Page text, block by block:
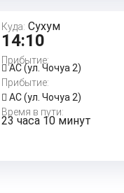
Куда: Сухум
14:10
Прибытие:
АС (ул. Чочуа 2)
Прибытие:
АС (ул. Чочуа 2)
Время в пути:
23 часа 10 минут